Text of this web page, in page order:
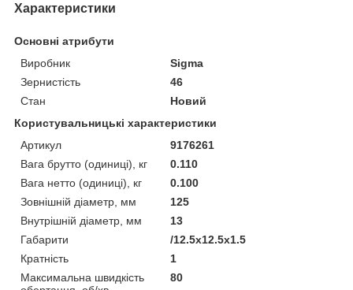
Характеристики
Основні атрибути
Виробник
Sigma
Зернистість
46
Стан
Новий
Користувальницькі характеристики
Артикул
9176261
Вага брутто (одиниці), кг
0.110
Вага нетто (одиниці), кг
0.100
Зовнішній діаметр, мм
125
Внутрішній діаметр, мм
13
Габарити
/12.5x12.5x1.5
Кратність
1
Максимальна швидкість
80